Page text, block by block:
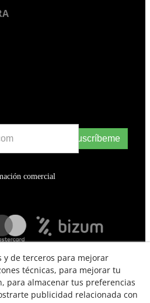
Suscríbeme
comercial
y de terceros para mejorar
técnicas, para mejorar tu
para almacenar tus preferencias
publicidad relacionada con